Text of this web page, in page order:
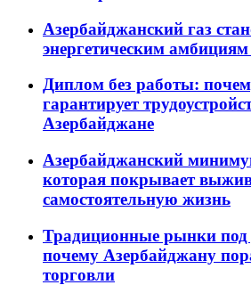
Азербайджанский газ
энергетическим
Диплом без работы:
гарантирует
Азербайджане
Азербайджанский
которая покрывает
самостоятельную жизнь
Традиционные рынки под
почему Азербайджану
торговли